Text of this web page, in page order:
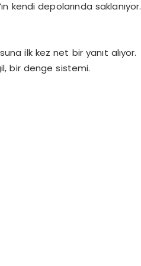
kendi depolarında saklanıyor.
ilk kez net bir yanıt alıyor.
bir denge sistemi.